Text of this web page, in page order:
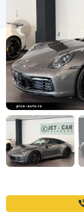
Despre Noi
Contact